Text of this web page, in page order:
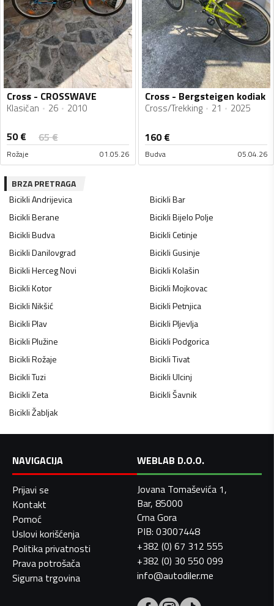
Cross - CROSSWAVE
Klasičan 26 2010
50€ 65€
Rožaje 01.05.26
Cross - Bergsteigen kodiak
Cross/Trekking 21 2025
160€
Budva 05.04.26
BRZA PRETRAGA
BicikliAndrijevica BicikliBar
BicikliBerane BicikliBijelo Polje
BicikliBudva BicikliCetinje
BicikliDanilovgrad BicikliGusinje
BicikliHerceg Novi BicikliKolašin
BicikliKotor BicikliMojkovac
BicikliNikšić BicikliPetnjica
BicikliPlav BicikliPljevlja
BicikliPlužine BicikliPodgorica
BicikliRožaje BicikliTivat
BicikliTuzi BicikliUlcinj
BicikliZeta BicikliŠavnik
BicikliŽabljak
NAVIGACIJA
Prijavi se
Kontakt
Pomoć
Uslovi korišćenja
Politika privatnosti
Prava potrošača
Sigurna trgovina
WEBLAB D.O.O.
Jovana Tomaševića 1,
Bar, 85000
Crna Gora
PIB: 03007448
+382 (0) 67 312 555
+382 (0) 30 550 099
info@autodiler.me